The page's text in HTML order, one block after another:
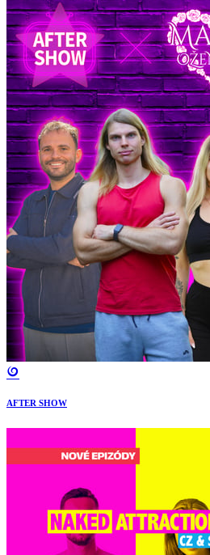
AFTER SHOW